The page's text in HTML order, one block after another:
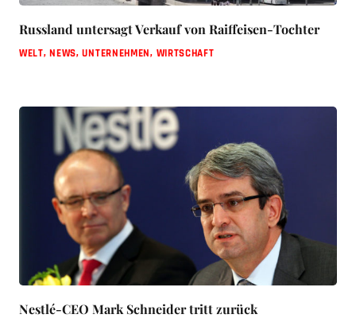
Russland untersagt Verkauf von Raiffeisen-Tochter
WELT,NEWS,UNTERNEHMEN, WIRTSCHAFT
Nestlé-CEO Mark Schneider tritt zurück